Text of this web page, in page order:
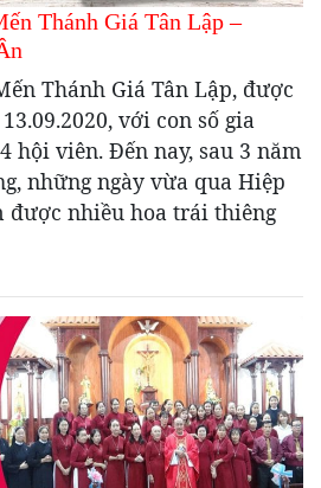
Thánh Giá Tân Lập –
Thánh Giá Tân Lập, được
với con số gia
hội viên. Đến nay, sau 3 năm
những ngày vừa qua Hiệp
được nhiều hoa trái thiêng